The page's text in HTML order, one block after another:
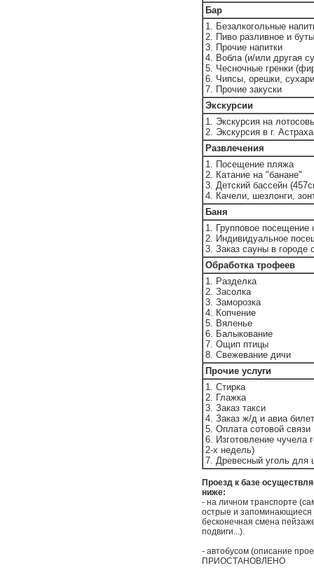
Бар
1. Безалкогольные
2. Пиво разливное и
3. Прочие напитки
4. Вобла (и/или другая
5. Чесночные гренки
6. Чипсы, орешки,
7. Прочие закуски
Экскурсии
1. Экскурсия на
2. Экскурсия в г.
Развлечения
1. Посещение пляжа
2. Катание на "банане"
3. Детский бассейн
4. Качели, шезлонги,
Баня
1. Групповое посещение
2. Индивидуальное
3. Заказ сауны в городе
Обработка трофеев
1. Разделка
2. Засолка
3. Заморозка
4. Копчение
5. Вяленье
6. Балыкование
7. Ощип птицы
8. Свежевание дичи
Прочие услуги
1. Стирка
2. Глажка
3. Заказ такси
4. Заказ ж/д и авиа
5. Оплата сотовой связи
6. Изготовление чучела
2-х недель)
7. Древесный уголь для
Проезд к базе
ниже:
- на личном транспорте
острые и запоминающиеся
бесконечная смена
подвиги...).
- автобусом (описание
ПРИОСТАНОВЛЕНО